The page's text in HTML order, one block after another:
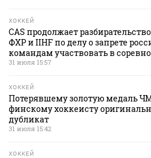
ХОККЕЙ
CAS продолжает
ФХР и IIHF по делу о запрете
командам участвовать в
31 июля 15:57
ХОККЕЙ
Потерявшему золотую медаль
финскому хоккеисту
дубликат
31 июля 15:42
ХОККЕЙ